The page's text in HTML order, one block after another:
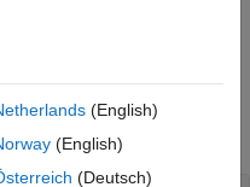
(English)
(English)
(Deutsch)